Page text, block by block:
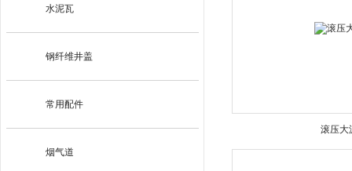
水泥瓦
钢纤维井盖
常用配件
烟气道
滚压大